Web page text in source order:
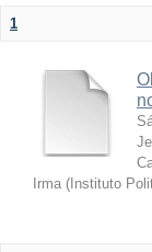
1
Irma ( Instituto